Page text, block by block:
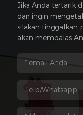
Jika Anda tertarik
dan ingin
silakan tinggalkan
akan membalas